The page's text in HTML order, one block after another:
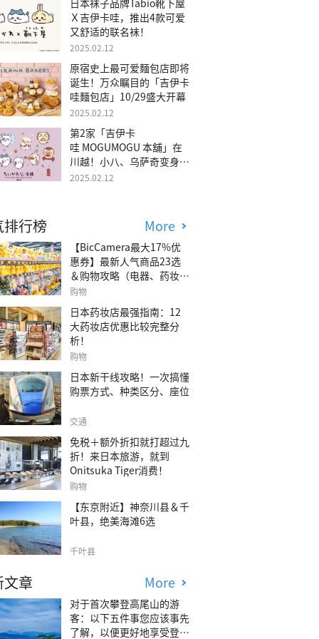
日本袜子品牌Tabio靴下屋
Ｘ吉伊卡哇，推出4款可爱
又舒适的联名袜！
2025.02.12
原宿史上最可爱麵包店即将
诞生！万众瞩目的「吉伊卡
哇麵包店」10/29盛大开幕
2025.02.12
第2家「吉伊卡
哇 MOGUMOGU 本舖」在
川越！小八、乌萨奇变身可
爱地瓜！
2025.02.12
行榜 More
【BicCamera最大17%优
惠券】最新人气商品23选
＆购物攻略（电器、药妆、
玩具等）
购物
日本药妆店最强指南：12
大药妆店优惠比较完整分
析！
购物
日本新干线攻略！一次搞懂
购票方式、种类区分、座位
交通
免税＋额外折扣就打超过九
折！来日本旅游，就到
Onitsuka Tiger消费！
购物
【东京附近】神奈川县＆千
叶县，绝美海滩6选
千叶县
章 More
对于首次攀登高尾山的游
客：以下五件事您应该事先
了解，以便更好地享受登山